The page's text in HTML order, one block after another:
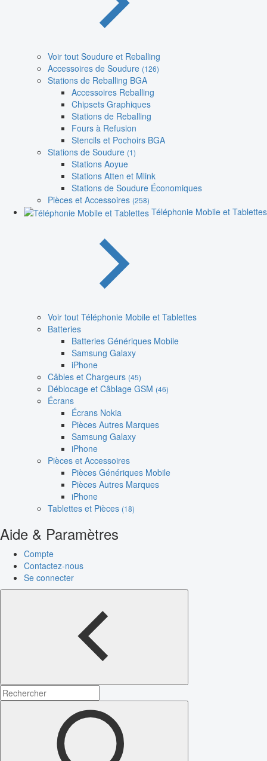
Voir tout Soudure et Reballing
Accessoires de Soudure (126)
Stations de Reballing BGA
Accessoires Reballing
Chipsets Graphiques
Stations de Reballing
Fours à Refusion
Stencils et Pochoirs BGA
Stations de Soudure (1)
Stations Aoyue
Stations Atten et Mlink
Stations de Soudure Économiques
Pièces et Accessoires (258)
Téléphonie Mobile et Tablettes
Voir tout Téléphonie Mobile et Tablettes
Batteries
Batteries Génériques Mobile
Samsung Galaxy
iPhone
Câbles et Chargeurs (45)
Déblocage et Câblage GSM (46)
Écrans
Écrans Nokia
Pièces Autres Marques
Samsung Galaxy
iPhone
Pièces et Accessoires
Pièces Génériques Mobile
Pièces Autres Marques
iPhone
Tablettes et Pièces (18)
Aide & Paramètres
Compte
Contactez-nous
Se connecter